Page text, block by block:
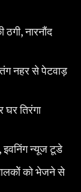
नारनौंद
नहर से पेटवाड़
तिरंगा
न्यूज टूडे
को भेजने से